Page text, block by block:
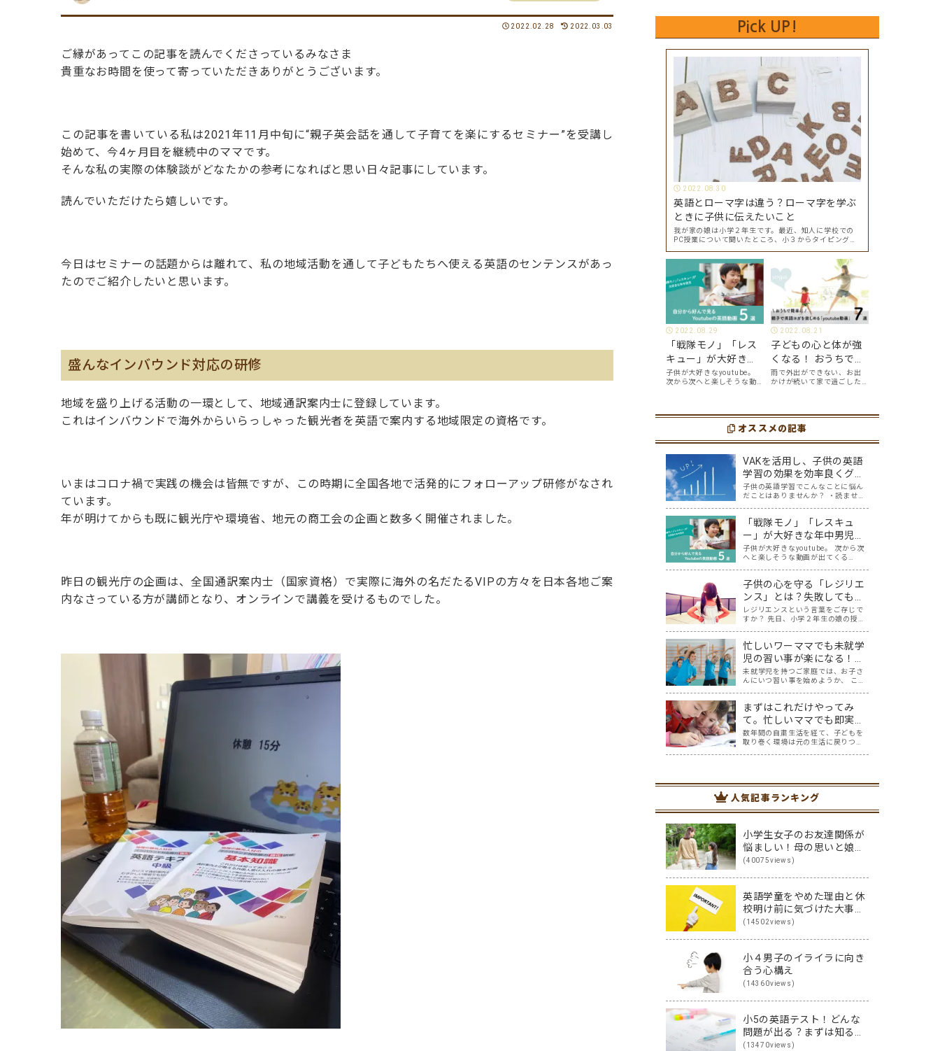
2022.02.28 2022.03.03
ご縁があってこの記事を読んでくださっているみなさま
貴重なお時間を使って寄っていただきありがとうございます。
この記事を書いている私は2021年11月中旬に“親子英会話を通して子育てを楽にするセミナー”を受講し
始めて、今4ヶ月目を継続中のママです。
そんな私の実際の体験談がどなたかの参考になればと思い日々記事にしています。
読んでいただけたら嬉しいです。
今日はセミナーの話題からは離れて、私の地域活動を通して子どもたちへ使える英語のセンテンスがあっ
たのでご紹介したいと思います。
盛んなインバウンド対応の研修
地域を盛り上げる活動の一環として、地域通訳案内士に登録しています。
これはインバウンドで海外からいらっしゃった観光者を英語で案内する地域限定の資格です。
いまはコロナ禍で実践の機会は皆無ですが、この時期に全国各地で活発的にフォローアップ研修がなされ
ています。
年が明けてからも既に観光庁や環境省、地元の商工会の企画と数多く開催されました。
昨日の観光庁の企画は、全国通訳案内士（国家資格）で実際に海外の名だたるVIPの方々を日本各地ご案
内なさっている方が講師となり、オンラインで講義を受けるものでした。
Pick UP!
2022.08.30
英語とローマ字は違う？ローマ字を学ぶ
ときに子供に伝えたいこと
我が家の娘は小学２年生です。最近、知人に学校での
PC授業について聞いたところ、小３からタイピングを
よ、ということでした。 その話を聞いた娘は「私もや
ってみたい」ということでタイピングを始めたので…
2022.08.29
「戦隊モノ」「レス
キュー」が大好きな
年中男児が、自分か
ら好んで見る
選
子供が大好きなyoutube。
次から次へと楽しそうな動
ツールです。アットホーム留
学では、親子の会話・家庭
youtubeやゲーム、アプリ
だ…
2022.08.21
子どもの心と体が強
くなる！ おうちで簡
単に、親子で英語ヨ
ガを楽しめる
選
雨で外出ができない、お出
かけが続いて家で過ごした
な時は英語ヨガに親子で挑
戦してみませんか？ 今回の
にオススメの「youtube動
オススメの記事
VAKを活用し、子供の英語
学習の効果を効率良くグン
と上げる方法
子供の英語学習でこんなことに悩ん
だことはありませんか？ ・読ませる
きた英語学習では、子供に響かな
い。どうしたらいいんだろう・・と
悩んでいた時に、私が親子英会話を
学んでいる…
「戦隊モノ」「レスキュ
ー」が大好きな年中男児
が、自分から好んで見る
youtube英語動画５選
子供が大好きなyoutube。 次から次
へと楽しそうな動画が出てくる
ールです。アットホーム留学では、
親子の会話・家庭の英語環境を整え
れば、youtubeやゲーム、アプリだ…
子供の心を守る「レジリエ
ンス」とは？失敗しても立
ち直れる子の育て方
レジリエンスという言葉をご存じで
すか？ 先日、小学２年生の娘の授業
くださいました。先生のお話を聞い
ていると「なるほど」と思うことも
たくさん。一方で「レジリエンス」
について紐解く…
忙しいワーママでも未就学
児の習い事が楽になる！大
切な3つのポイント
未就学児を持つご家庭では、お子さ
んにいつ習い事を始めようか、 この
ふと周りを見渡すと、 「あっ！あの
子もやってる！」 「あの子はピア
ノ！？」 「あの子は幼児教室！？」
と、す…
まずはこれだけやってみ
て。忙しいママでも即実践
できる、やめるだけで効果
的な４つのモチベーション
対策
数年間の自粛生活を経て、子どもを
取り巻く環境は元の生活に戻りつつ
給食を食べることや、みんなで集ま
って遊ぶこと。…
人気記事ランキング
小学生女子のお友達関係が
悩ましい！母の思いと娘の
思いを伝え合った親子
(40075views)
英語学童をやめた理由と休
校明け前に気づけた大事な
こと
(14502views)
小４男子のイライラに向き
合う心構え
(14360views)
小5の英語テスト！どんな
問題が出る？まずは知るこ
とから始めよう♪
(13470views)